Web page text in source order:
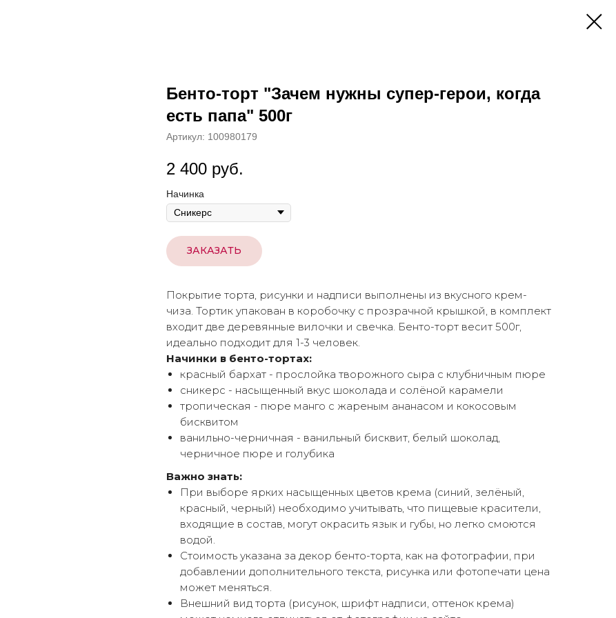
Бенто-торт "Зачем нужны супер-герои, когда
есть папа" 500г
Артикул: 100980179
2 400 руб.
Начинка
ЗАКАЗАТЬ
Покрытие торта, рисунки и надписи выполнены из вкусного крем-
чиза. Тортик упакован в коробочку с прозрачной крышкой, в комплект
входит две деревянные вилочки и свечка. Бенто-торт весит 500г,
идеально подходит для 1-3 человек.
Начинки в бенто-тортах:
красный бархат - прослойка творожного сыра с клубничным пюре
сникерс - насыщенный вкус шоколада и солёной карамели
тропическая - пюре манго с жареным ананасом и кокосовым
бисквитом
ванильно-черничная - ванильный бисквит, белый шоколад,
черничное пюре и голубика
Важно знать:
При выборе ярких насыщенных цветов крема (синий, зелёный,
красный, черный) необходимо учитывать, что пищевые красители,
входящие в состав, могут окрасить язык и губы, но легко смоются
водой.
Стоимость указана за декор бенто-торта, как на фотографии, при
добавлении дополнительного текста, рисунка или фотопечати цена
может меняться.
Внешний вид торта (рисунок, шрифт надписи, оттенок крема)